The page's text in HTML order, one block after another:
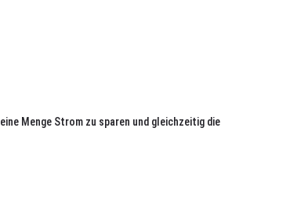
Menge Strom zu sparen und gleichzeitig die